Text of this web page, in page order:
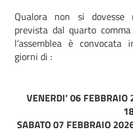
Qualora non si dovesse
prevista dal quarto
l’assemblea è convocata
giorni di :
VENERDI’ 06
SABATO 07 FEBBRAIO